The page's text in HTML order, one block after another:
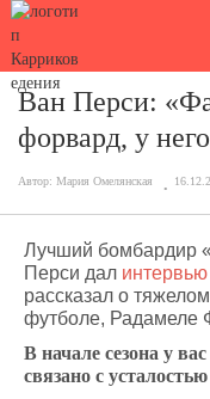
Ван Перси:
форвард, у
Автор: Мария Омелянская
Лучший бомбардир
Перси дал интервью
рассказал о
футболе, Радамеле
В начале сезона у
связано с